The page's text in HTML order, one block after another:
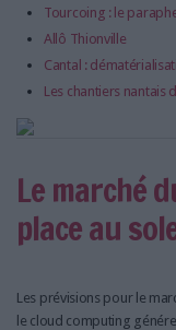
Tourcoing : le
Allô Thionville
Cantal :
Les chantiers nantais
Le marché
place au
Les prévisions pour le
le cloud computing